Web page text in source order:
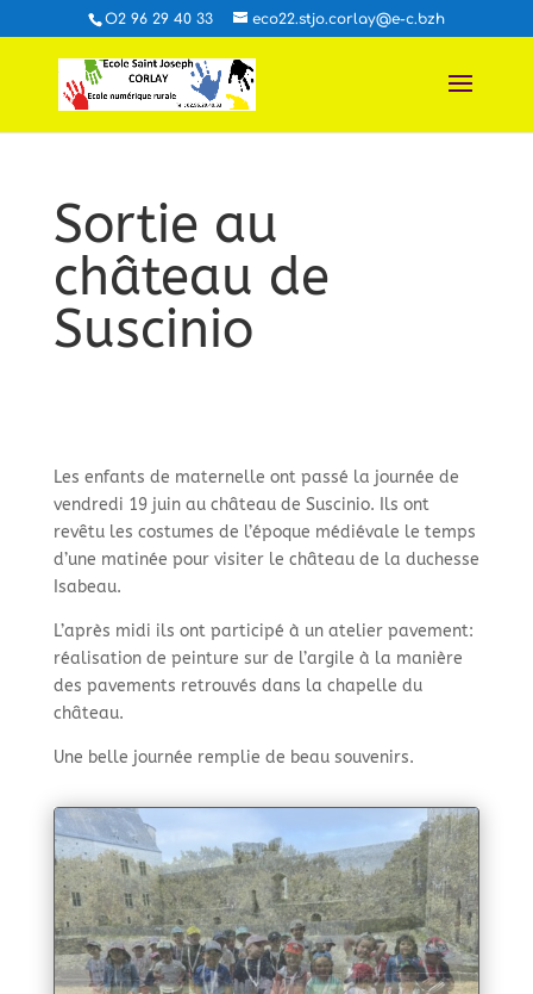
O2 96 29 40 33 eco22.stjo.corlay@e-c.bzh
Sortie au
château de
Suscinio
Les enfants de maternelle ont passé la journée de
vendredi 19 juin au château de Suscinio. Ils ont
revêtu les costumes de l’époque médiévale le temps
d’une matinée pour visiter le château de la duchesse
Isabeau.
L’après midi ils ont participé à un atelier pavement:
réalisation de peinture sur de l’argile à la manière
des pavements retrouvés dans la chapelle du
château.
Une belle journée remplie de beau souvenirs.